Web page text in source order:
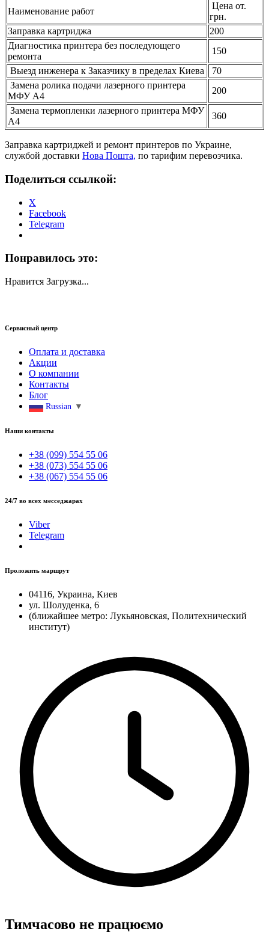
Наименование работ
Цена от.
грн.
Заправка картриджа
200
Диагностика принтера без последующего
ремонта
150
Выезд инженера к Заказчику в пределах Киева
70
Замена ролика подачи лазерного принтера
МФУ А4
200
Замена термопленки лазерного принтера МФУ
А4
360
Заправка картриджей и ремонт принтеров по Украине,
службой доставки Нова Пошта, по тарифим перевозчика.
Поделиться ссылкой:
X
Facebook
Telegram
Понравилось это:
Нравится Загрузка...
Сервисный центр
Оплата и доставка
Акции
О компании
Контакты
Блог
Russian ▼
Наши контакты
+38 (099) 554 55 06
+38 (073) 554 55 06
+38 (067) 554 55 06
24/7 во всех месседжарах
Viber
Telegram
Проложить маршрут
04116, Украина, Киев
ул. Шолуденка, 6
(ближайшее метро: Лукьяновская, Политехнический
институт)
Тимчасово не працюємо